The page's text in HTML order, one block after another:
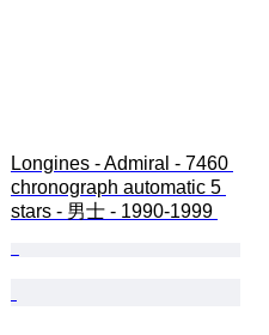
Longines - Admiral - 7460
chronograph automatic 5
stars - 男士 - 1990-1999